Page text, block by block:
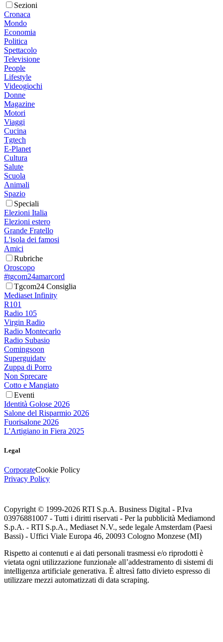
Sezioni
Cronaca
Mondo
Economia
Politica
Spettacolo
Televisione
People
Lifestyle
Videogiochi
Donne
Magazine
Motori
Viaggi
Cucina
Tgtech
E-Planet
Cultura
Salute
Scuola
Animali
Spazio
Speciali
Elezioni Italia
Elezioni estero
Grande Fratello
L'isola dei famosi
Amici
Rubriche
Oroscopo
#tgcom24amarcord
Tgcom24 Consiglia
Mediaset Infinity
R101
Radio 105
Virgin Radio
Radio Montecarlo
Radio Subasio
Comingsoon
Superguidatv
Zuppa di Porro
Non Sprecare
Cotto e Mangiato
Eventi
Identità Golose 2026
Salone del Risparmio 2026
Fuorisalone 2026
L'Artigiano in Fiera 2025
Legal
CorporateCookie Policy
Privacy Policy
Copyright © 1999-2026 RTI S.p.A. Business Digital - P.Iva
03976881007 - Tutti i diritti riservati - Per la pubblicità Mediamond
S.p.A. - RTI S.p.A., Mediaset N.V., sede legale Amsterdam (Paesi
Bassi) - Uffici Viale Europa 46, 20093 Cologno Monzese (MI)
Rispetto ai contenuti e ai dati personali trasmessi e/o riprodotti è
vietata ogni utilizzazione funzionale all’addestramento di sistemi di
intelligenza artificiale generativa. È altresì fatto divieto espresso di
utilizzare mezzi automatizzati di data scraping.